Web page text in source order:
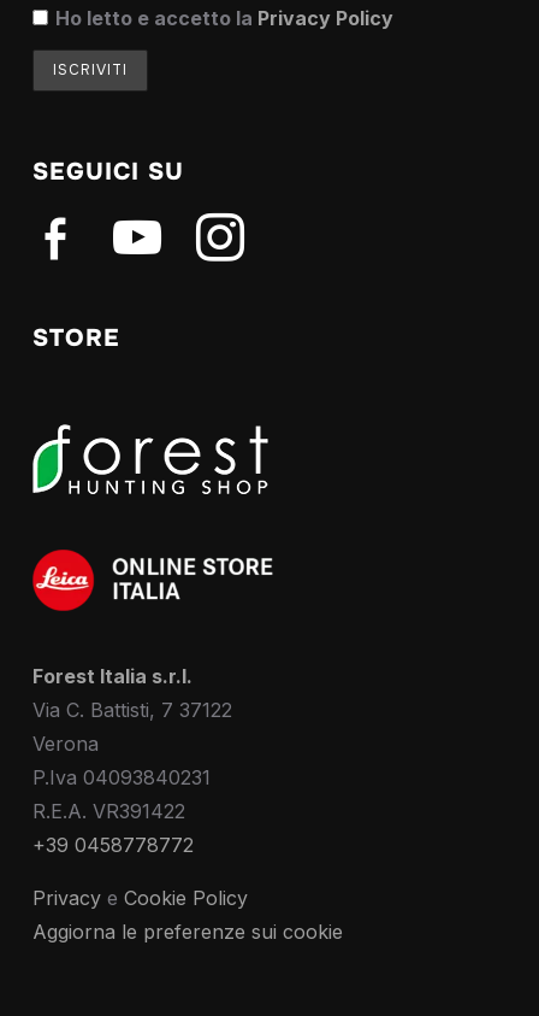
Ho letto e accetto la Privacy Policy
SEGUICI SU
facebook- youtube instagram
STORE
Forest Italia s.r.l.
Via C. Battisti, 7 37122
Verona
P.Iva 04093840231
R.E.A. VR391422
+39 0458778772
Privacye Cookie Policy
Aggiorna le preferenze sui cookie